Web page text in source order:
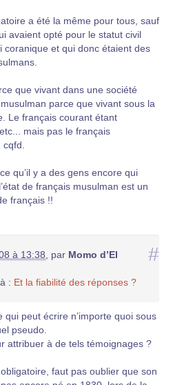
a été la même pour tous, sauf
avaient opté pour le statut civil
coranique et qui donc étaient des
que vivant dans une société
parce que vivant sous la
Le français courant étant
mais pas le français
qu’il y a des gens encore qui
de français musulman est un
français !!
#
à 13:38 par Momo d’El
: Et la fiabilité des réponses ?
qui peut écrire n’importe quoi sous
pseudo.
attribuer à de tels témoignages ?
obligatoire, faut pas oublier que son